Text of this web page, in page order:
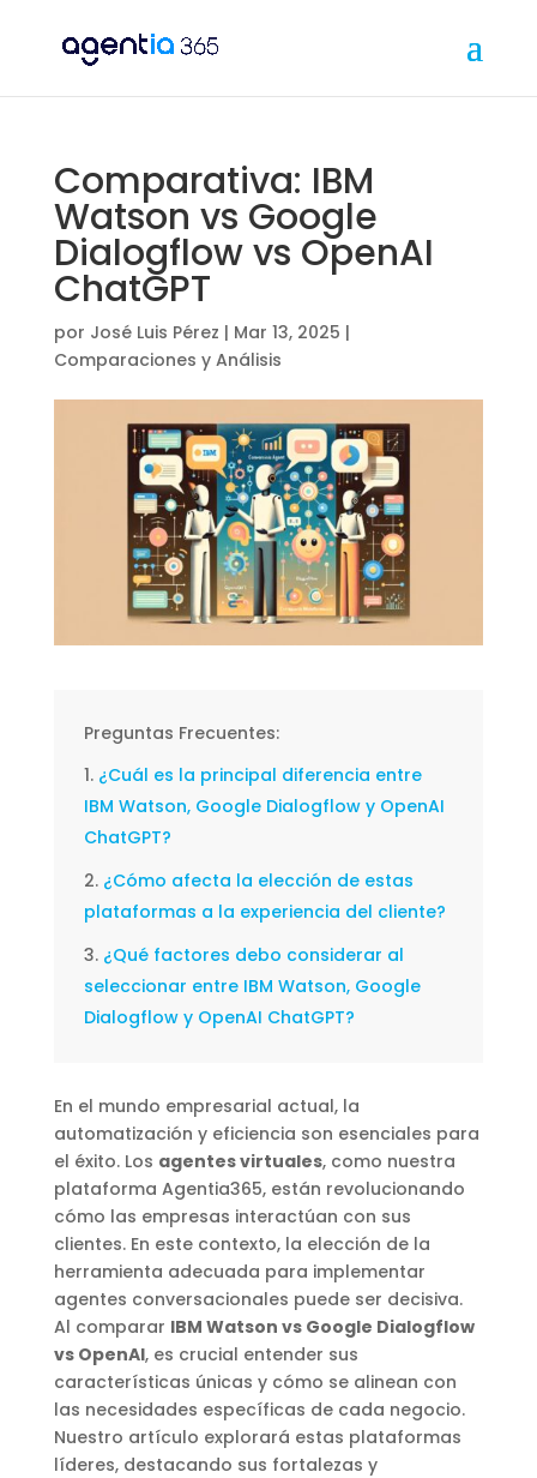
Comparativa: IBM
Watson vs Google
Dialogflow vs OpenAI
ChatGPT
por José Luis Pérez | Mar 13, 2025 |
Comparaciones y Análisis
Preguntas Frecuentes:
¿Cuál es la principal diferencia entre
IBM Watson, Google Dialogflow y OpenAI
ChatGPT?
¿Cómo afecta la elección de estas
plataformas a la experiencia del cliente?
¿Qué factores debo considerar al
seleccionar entre IBM Watson, Google
Dialogflow y OpenAI ChatGPT?
En el mundo empresarial actual, la
automatización y eficiencia son esenciales para
el éxito. Los agentes virtuales, como nuestra
plataforma Agentia365, están revolucionando
cómo las empresas interactúan con sus
clientes. En este contexto, la elección de la
herramienta adecuada para implementar
agentes conversacionales puede ser decisiva.
Al comparar IBM Watson vs Google Dialogflow
vs OpenAI, es crucial entender sus
características únicas y cómo se alinean con
las necesidades específicas de cada negocio.
Nuestro artículo explorará estas plataformas
líderes, destacando sus fortalezas y